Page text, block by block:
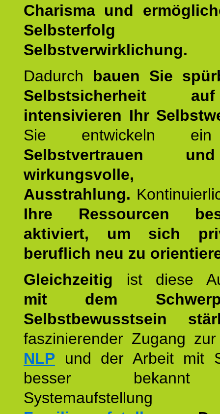
Charisma und
Selbstverwirklichung.
Dadurch bauen Sie
Selbstsicherheit
intensivieren Ihr
Sie entwickeln ein
Selbstvertrauen
wirkungsvolle,
Ausstrahlung.
Ihre Ressourcen
aktiviert, um sich
beruflich neu zu
Gleichzeitig ist diese
mit dem
Selbstbewusstsein
faszinierender Zugang
NLP und der Arbeit mit
besser